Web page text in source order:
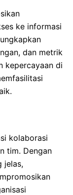
ke informasi
dan metrik
kepercayaan di
kolaborasi
tim. Dengan
jelas,